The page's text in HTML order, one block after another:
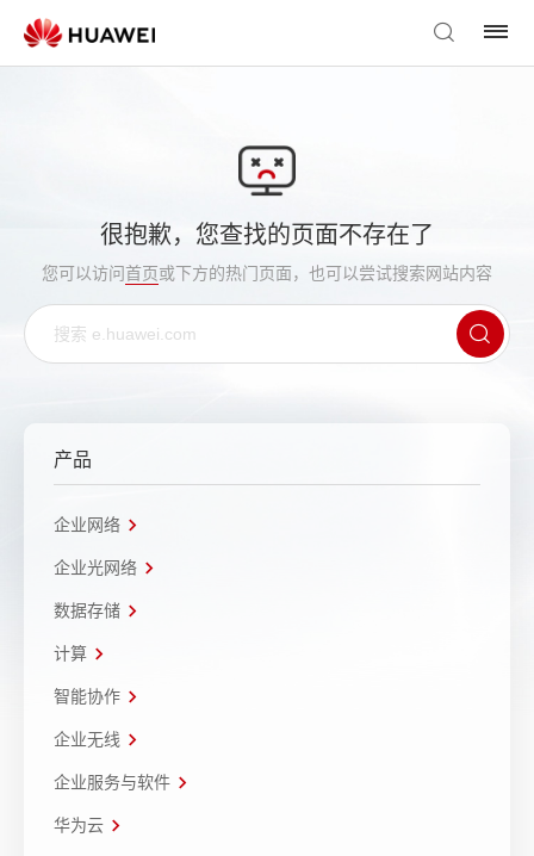
很抱歉，您查找的页面不存在了
您可以访问首页或下方的热门页面，也可以尝试搜索网站内容
产品
企业网络
企业光网络
数据存储
计算
智能协作
企业无线
企业服务与软件
华为云